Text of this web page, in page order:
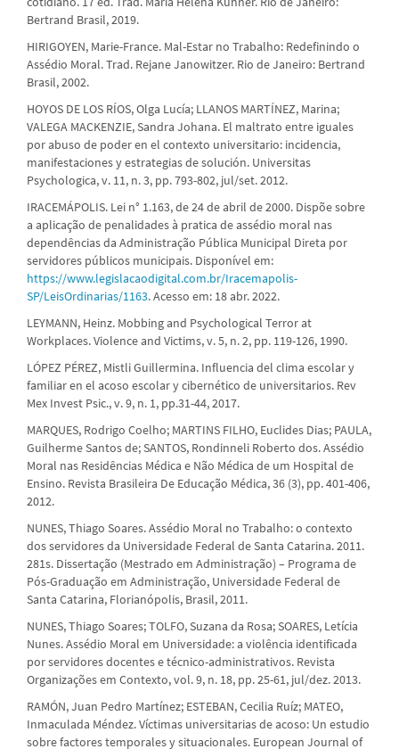
Bertrand Brasil, 2019.
HIRIGOYEN, Marie-France. Mal-Estar no Trabalho: Redefinindo o
Assédio Moral. Trad. Rejane Janowitzer. Rio de Janeiro: Bertrand
Brasil, 2002.
HOYOS DE LOS RÍOS, Olga Lucía; LLANOS MARTÍNEZ, Marina;
VALEGA MACKENZIE, Sandra Johana. El maltrato entre iguales
por abuso de poder en el contexto universitario: incidencia,
manifestaciones y estrategias de solución. Universitas
Psychologica, v. 11, n. 3, pp. 793-802, jul/set. 2012.
IRACEMÁPOLIS. Lei n° 1.163, de 24 de abril de 2000. Dispõe sobre
a aplicação de penalidades à pratica de assédio moral nas
dependências da Administração Pública Municipal Direta por
servidores públicos municipais. Disponível em:
https://www.legislacaodigital.com.br/Iracemapolis-
SP/LeisOrdinarias/1163. Acesso em: 18 abr. 2022.
LEYMANN, Heinz. Mobbing and Psychological Terror at
Workplaces. Violence and Victims, v. 5, n. 2, pp. 119-126, 1990.
LÓPEZ PÉREZ, Mistli Guillermina. Influencia del clima escolar y
familiar en el acoso escolar y cibernético de universitarios. Rev
Mex Invest Psic., v. 9, n. 1, pp.31-44, 2017.
MARQUES, Rodrigo Coelho; MARTINS FILHO, Euclides Dias; PAULA,
Guilherme Santos de; SANTOS, Rondinneli Roberto dos. Assédio
Moral nas Residências Médica e Não Médica de um Hospital de
Ensino. Revista Brasileira De Educação Médica, 36 (3), pp. 401-406,
2012.
NUNES, Thiago Soares. Assédio Moral no Trabalho: o contexto
dos servidores da Universidade Federal de Santa Catarina. 2011.
281s. Dissertação (Mestrado em Administração) – Programa de
Pós-Graduação em Administração, Universidade Federal de
Santa Catarina, Florianópolis, Brasil, 2011.
NUNES, Thiago Soares; TOLFO, Suzana da Rosa; SOARES, Letícia
Nunes. Assédio Moral em Universidade: a violência identificada
por servidores docentes e técnico-administrativos. Revista
Organizações em Contexto, vol. 9, n. 18, pp. 25-61, jul/dez. 2013.
RAMÓN, Juan Pedro Martínez; ESTEBAN, Cecilia Ruíz; MATEO,
Inmaculada Méndez. Víctimas universitarias de acoso: Un estudio
sobre factores temporales y situacionales. European Journal of